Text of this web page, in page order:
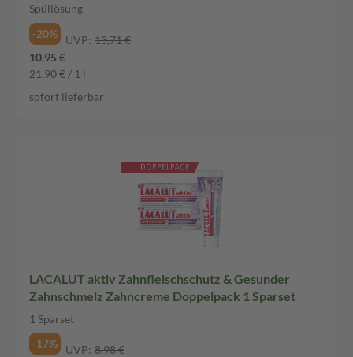
Spüllösung
-20%
UVP: 13,71 €
10,95 €
21,90 € / 1 l
sofort lieferbar
LACALUT aktiv Zahnfleischschutz & Gesunder
Zahnschmelz Zahncreme Doppelpack 1 Sparset
1 Sparset
-17%
UVP: 8,98 €